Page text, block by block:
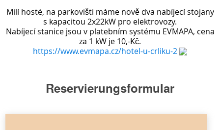
Milí hosté, na parkovišti máme nově dva nabíjecí stojany
s kapacitou 2x22kW pro elektrovozy.
Nabíjecí stanice jsou v platebním systému EVMAPA, cena
za 1 kW je 10,-Kč.
https://www.evmapa.cz/hotel-u-crliku-2
Reservierungsformular